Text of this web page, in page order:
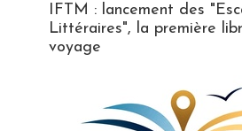
IFTM : lancement des
Littéraires", la première
voyage